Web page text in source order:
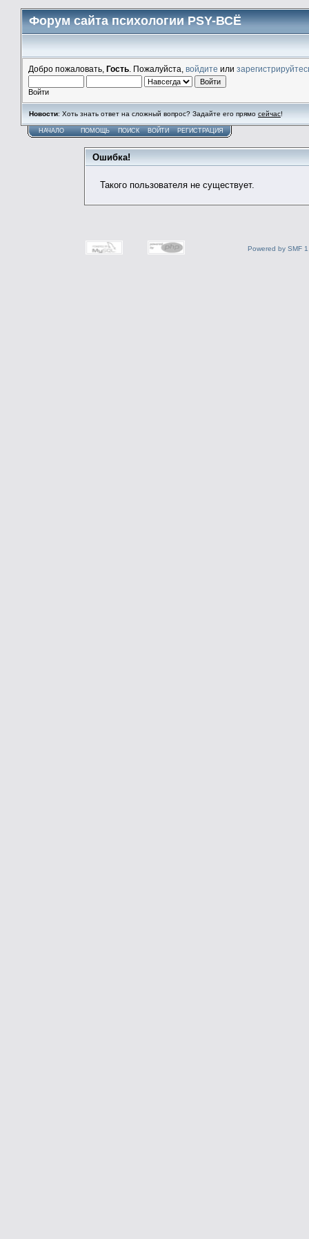
Форум сайта психологии PSY-ВСЁ
Добро пожаловать, Гость . Пожалуйста, войдите или
Войти
Новости: Хоть знать ответ на сложный вопрос? Задайте его прямо сейчас!
НАЧАЛО ПОМОЩЬ ПОИСК ВОЙТИ РЕГИСТРАЦИЯ
Ошибка!
Такого пользователя не существует.
Powered by SMF